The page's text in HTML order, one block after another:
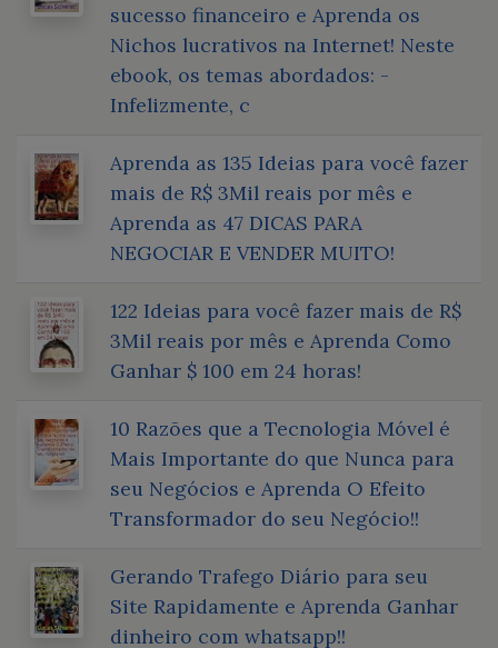
sucesso financeiro e Aprenda os
Nichos lucrativos na Internet! Neste
ebook, os temas abordados: -
Infelizmente, c
Aprenda as 135 Ideias para você fazer
mais de R$ 3Mil reais por mês e
Aprenda as 47 DICAS PARA
NEGOCIAR E VENDER MUITO!
122 Ideias para você fazer mais de R$
3Mil reais por mês e Aprenda Como
Ganhar $ 100 em 24 horas!
10 Razões que a Tecnologia Móvel é
Mais Importante do que Nunca para
seu Negócios e Aprenda O Efeito
Transformador do seu Negócio!!
Gerando Trafego Diário para seu
Site Rapidamente e Aprenda Ganhar
dinheiro com whatsapp!!